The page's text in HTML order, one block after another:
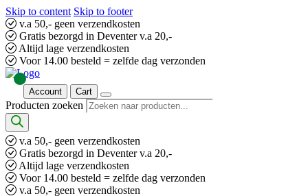
Skip to content Skip to footer
v.a 50,- geen verzendkosten
Gratis bezorgd in Deventer v.a 20,-
Altijd lage verzendkosten
Voor 14.00 besteld = zelfde dag verzonden
Account Cart
Producten zoeken
v.a 50,- geen verzendkosten
Gratis bezorgd in Deventer v.a 20,-
Altijd lage verzendkosten
Voor 14.00 besteld = zelfde dag verzonden
v.a 50,- geen verzendkosten